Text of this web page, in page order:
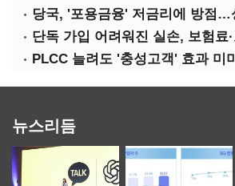
PLCC 늘려도 '충성고객' 효과 미미
뉴스리듬